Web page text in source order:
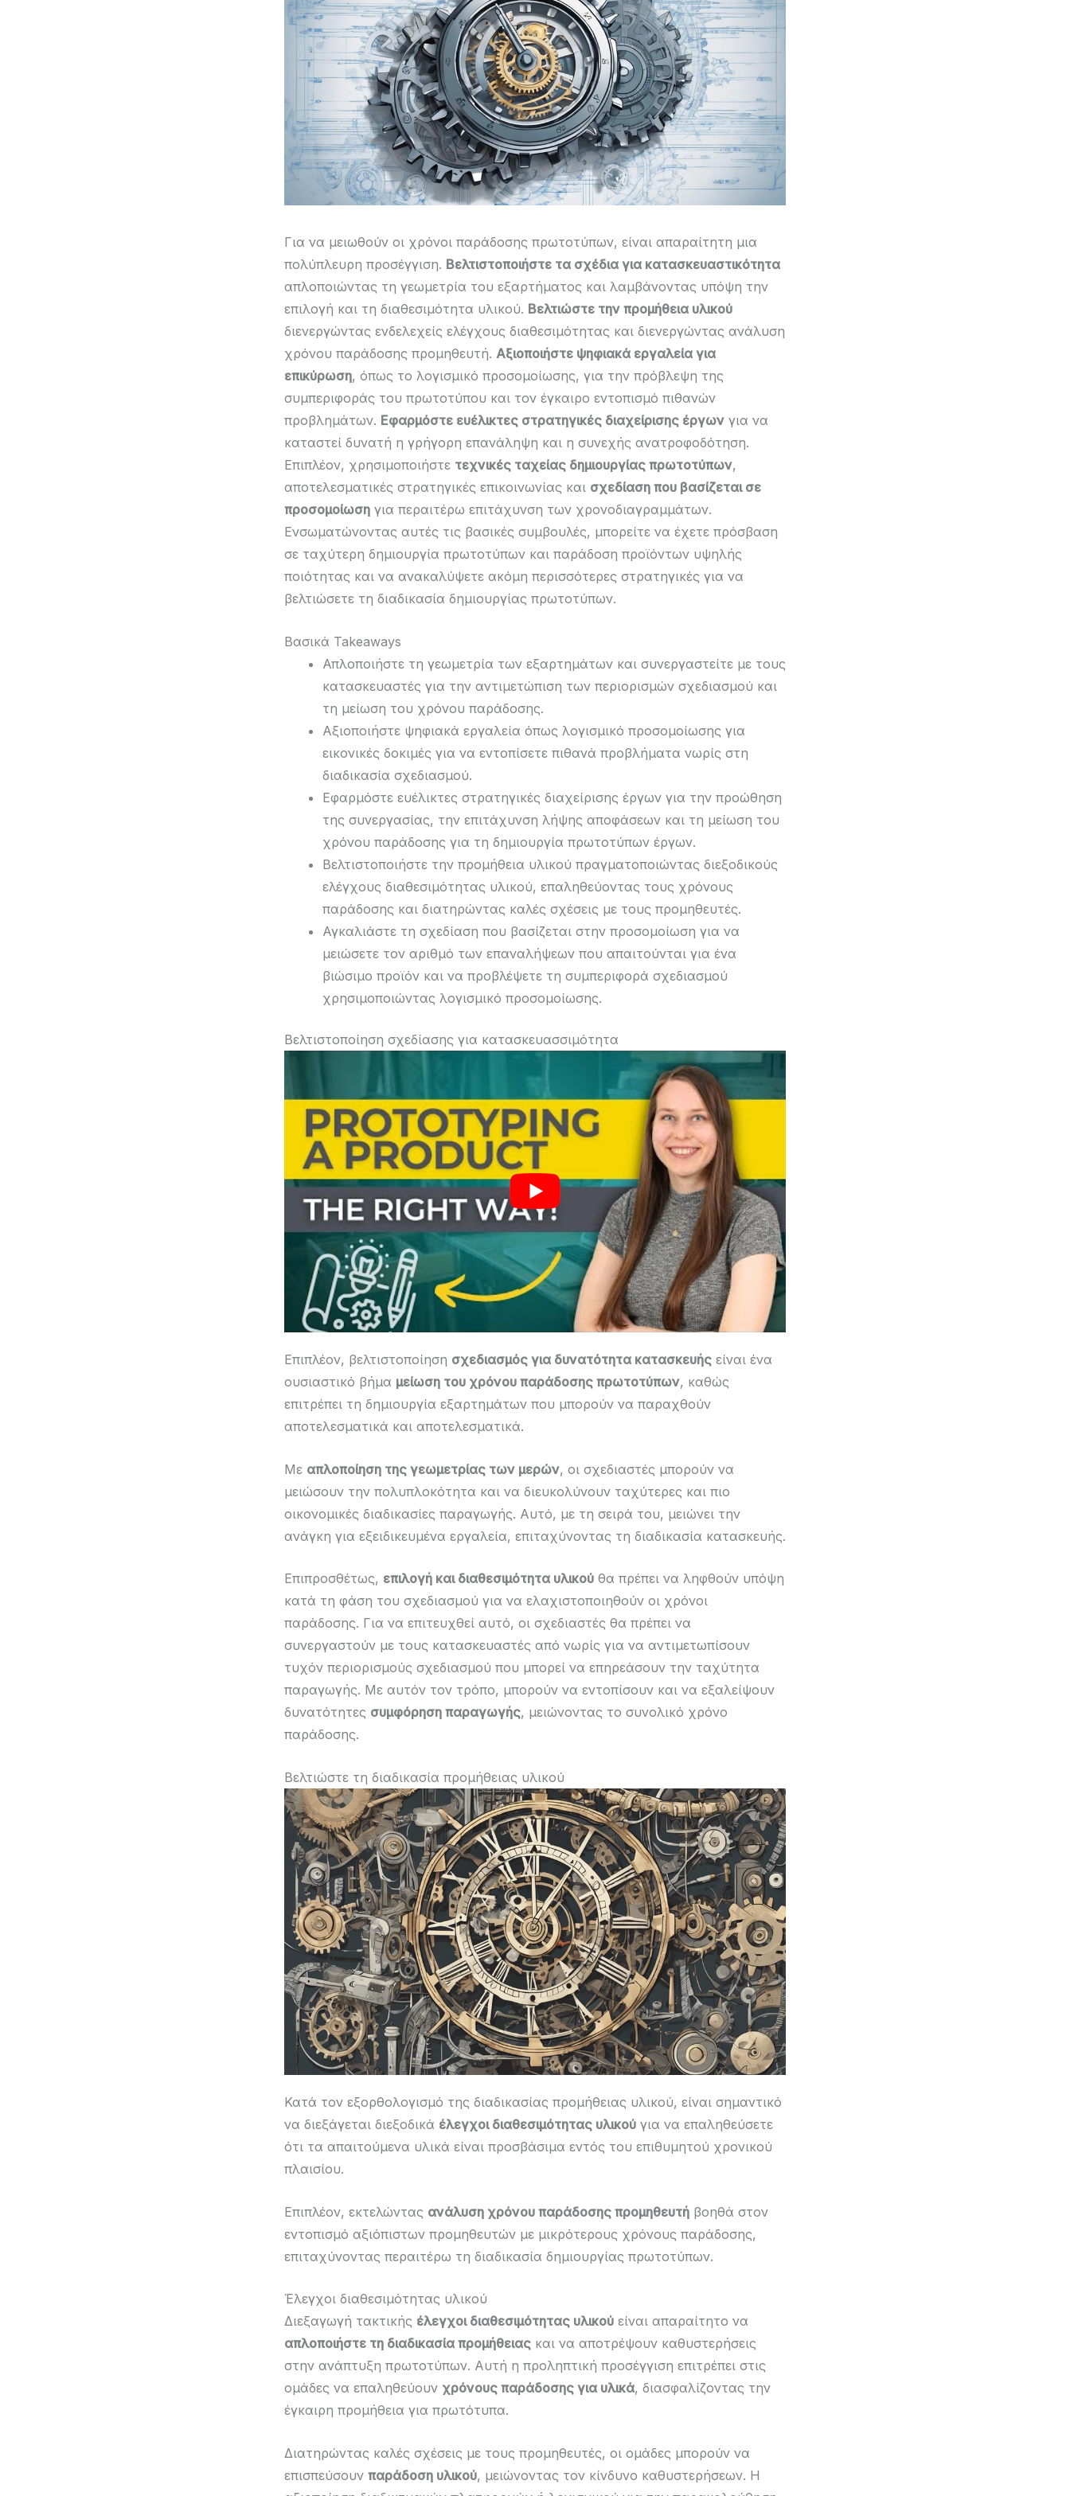
Για να μειωθούν οι χρόνοι παράδοσης πρωτοτύπων, είναι απαραίτητη μια
πολύπλευρη προσέγγιση. Βελτιστοποιήστε τα σχέδια για κατασκευαστικότητα
απλοποιώντας τη γεωμετρία του εξαρτήματος και λαμβάνοντας υπόψη την
επιλογή και τη διαθεσιμότητα υλικού. Βελτιώστε την προμήθεια υλικού
διενεργώντας ενδελεχείς ελέγχους διαθεσιμότητας και διενεργώντας ανάλυση
χρόνου παράδοσης προμηθευτή. Αξιοποιήστε ψηφιακά εργαλεία για
επικύρωση, όπως το λογισμικό προσομοίωσης, για την πρόβλεψη της
συμπεριφοράς του πρωτοτύπου και τον έγκαιρο εντοπισμό πιθανών
προβλημάτων. Εφαρμόστε ευέλικτες στρατηγικές διαχείρισης έργων για να
καταστεί δυνατή η γρήγορη επανάληψη και η συνεχής ανατροφοδότηση.
Επιπλέον, χρησιμοποιήστε τεχνικές ταχείας δημιουργίας πρωτοτύπων,
αποτελεσματικές στρατηγικές επικοινωνίας και σχεδίαση που βασίζεται σε
προσομοίωση για περαιτέρω επιτάχυνση των χρονοδιαγραμμάτων.
Ενσωματώνοντας αυτές τις βασικές συμβουλές, μπορείτε να έχετε πρόσβαση
σε ταχύτερη δημιουργία πρωτοτύπων και παράδοση προϊόντων υψηλής
ποιότητας και να ανακαλύψετε ακόμη περισσότερες στρατηγικές για να
βελτιώσετε τη διαδικασία δημιουργίας πρωτοτύπων.
Βασικά Takeaways
Απλοποιήστε τη γεωμετρία των εξαρτημάτων και συνεργαστείτε με τους
κατασκευαστές για την αντιμετώπιση των περιορισμών σχεδιασμού και
τη μείωση του χρόνου παράδοσης.
Αξιοποιήστε ψηφιακά εργαλεία όπως λογισμικό προσομοίωσης για
εικονικές δοκιμές για να εντοπίσετε πιθανά προβλήματα νωρίς στη
διαδικασία σχεδιασμού.
Εφαρμόστε ευέλικτες στρατηγικές διαχείρισης έργων για την προώθηση
της συνεργασίας, την επιτάχυνση λήψης αποφάσεων και τη μείωση του
χρόνου παράδοσης για τη δημιουργία πρωτοτύπων έργων.
Βελτιστοποιήστε την προμήθεια υλικού πραγματοποιώντας διεξοδικούς
ελέγχους διαθεσιμότητας υλικού, επαληθεύοντας τους χρόνους
παράδοσης και διατηρώντας καλές σχέσεις με τους προμηθευτές.
Αγκαλιάστε τη σχεδίαση που βασίζεται στην προσομοίωση για να
μειώσετε τον αριθμό των επαναλήψεων που απαιτούνται για ένα
βιώσιμο προϊόν και να προβλέψετε τη συμπεριφορά σχεδιασμού
χρησιμοποιώντας λογισμικό προσομοίωσης.
Βελτιστοποίηση σχεδίασης για κατασκευασσιμότητα
Επιπλέον, βελτιστοποίηση σχεδιασμός για δυνατότητα κατασκευής είναι ένα
ουσιαστικό βήμα μείωση του χρόνου παράδοσης πρωτοτύπων, καθώς
επιτρέπει τη δημιουργία εξαρτημάτων που μπορούν να παραχθούν
αποτελεσματικά και αποτελεσματικά.
Με απλοποίηση της γεωμετρίας των μερών, οι σχεδιαστές μπορούν να
μειώσουν την πολυπλοκότητα και να διευκολύνουν ταχύτερες και πιο
οικονομικές διαδικασίες παραγωγής. Αυτό, με τη σειρά του, μειώνει την
ανάγκη για εξειδικευμένα εργαλεία, επιταχύνοντας τη διαδικασία κατασκευής.
Επιπροσθέτως, επιλογή και διαθεσιμότητα υλικού θα πρέπει να ληφθούν υπόψη
κατά τη φάση του σχεδιασμού για να ελαχιστοποιηθούν οι χρόνοι
παράδοσης. Για να επιτευχθεί αυτό, οι σχεδιαστές θα πρέπει να
συνεργαστούν με τους κατασκευαστές από νωρίς για να αντιμετωπίσουν
τυχόν περιορισμούς σχεδιασμού που μπορεί να επηρεάσουν την ταχύτητα
παραγωγής. Με αυτόν τον τρόπο, μπορούν να εντοπίσουν και να εξαλείψουν
δυνατότητες συμφόρηση παραγωγής, μειώνοντας το συνολικό χρόνο
παράδοσης.
Βελτιώστε τη διαδικασία προμήθειας υλικού
Κατά τον εξορθολογισμό της διαδικασίας προμήθειας υλικού, είναι σημαντικό
να διεξάγεται διεξοδικά έλεγχοι διαθεσιμότητας υλικού για να επαληθεύσετε
ότι τα απαιτούμενα υλικά είναι προσβάσιμα εντός του επιθυμητού χρονικού
πλαισίου.
Επιπλέον, εκτελώντας ανάλυση χρόνου παράδοσης προμηθευτή βοηθά στον
εντοπισμό αξιόπιστων προμηθευτών με μικρότερους χρόνους παράδοσης,
επιταχύνοντας περαιτέρω τη διαδικασία δημιουργίας πρωτοτύπων.
Έλεγχοι διαθεσιμότητας υλικού
Διεξαγωγή τακτικής έλεγχοι διαθεσιμότητας υλικού είναι απαραίτητο να
απλοποιήστε τη διαδικασία προμήθειας και να αποτρέψουν καθυστερήσεις
στην ανάπτυξη πρωτοτύπων. Αυτή η προληπτική προσέγγιση επιτρέπει στις
ομάδες να επαληθεύουν χρόνους παράδοσης για υλικά, διασφαλίζοντας την
έγκαιρη προμήθεια για πρωτότυπα.
Διατηρώντας καλές σχέσεις με τους προμηθευτές, οι ομάδες μπορούν να
επισπεύσουν παράδοση υλικού, μειώνοντας τον κίνδυνο καθυστερήσεων. Η